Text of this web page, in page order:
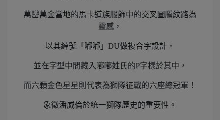
萬巒萬金當地的馬卡道族服飾中的交叉圖騰紋路為
靈感，
以其綽號「嘟嘟」DU做複合字設計，
並在字型中間藏入嘟嘟姓氏的P字樣於其中，
而六顆金色星星則代表為獅隊征戰的六座總冠軍！
象徵潘威倫於統一獅隊歷史的重要性。